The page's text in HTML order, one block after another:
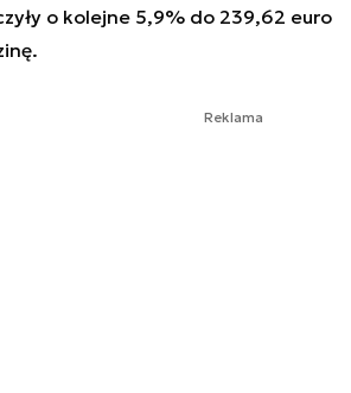
o kolejne 5,9% do 239,62 euro
Reklama